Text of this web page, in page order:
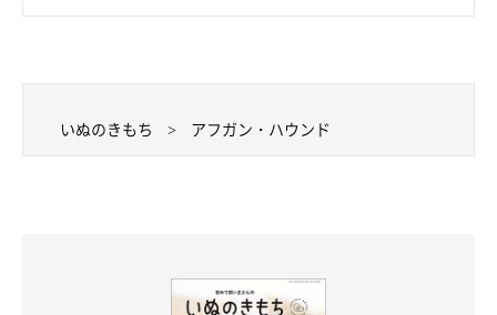
いぬのきもち アフガン・ハウンド